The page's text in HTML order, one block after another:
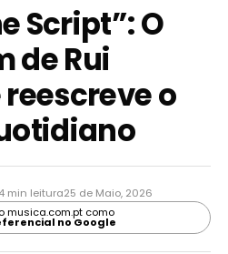
Script”: O
de Rui
o
4 min leitura25 de Maio, 2026
musica.com.pt como
no Google